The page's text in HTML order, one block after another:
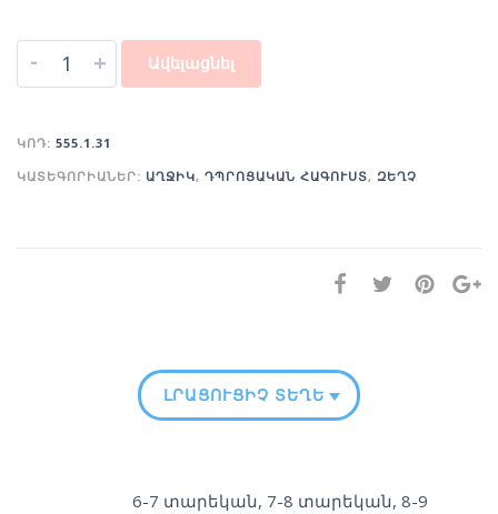
- + Ավելացնել
ԿՈԴ: 555.1.31
ԿԱՏԵԳՈՐԻԱՆԵՐ: ԱՂՋԻԿ, ԴՊՐՈՑԱԿԱՆ ՀԱԳՈՒՍՏ, ԶԵՂՉ
ԼՐԱՑՈՒՑԻՉ ՏԵՂԵԿՈՒԹՅՈՒՆ
6-7 տարեկան, 7-8 տարեկան, 8-9